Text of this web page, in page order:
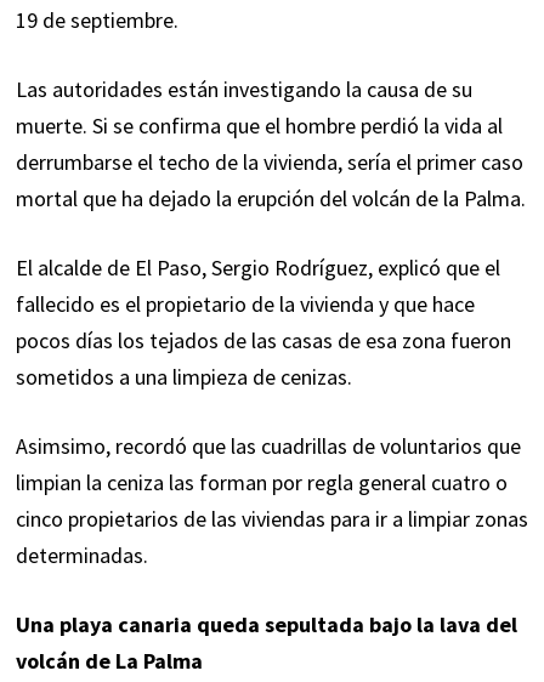
19 de septiembre.
Las autoridades están investigando la causa de su
muerte. Si se confirma que el hombre perdió la vida al
derrumbarse el techo de la vivienda, sería el primer caso
mortal que ha dejado la erupción del volcán de la Palma.
El alcalde de El Paso, Sergio Rodríguez, explicó que el
fallecido es el propietario de la vivienda y que hace
pocos días los tejados de las casas de esa zona fueron
sometidos a una limpieza de cenizas.
Asimsimo, recordó que las cuadrillas de voluntarios que
limpian la ceniza las forman por regla general cuatro o
cinco propietarios de las viviendas para ir a limpiar zonas
determinadas.
Una playa canaria queda sepultada bajo la lava del
volcán de La Palma